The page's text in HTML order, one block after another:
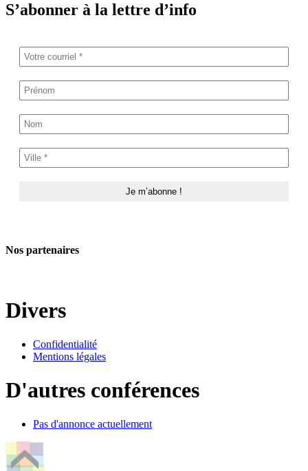
S’abonner à la lettre d’info
Nos partenaires
Divers
Confidentialité
Mentions légales
D'autres conférences
Pas d'annonce actuellement